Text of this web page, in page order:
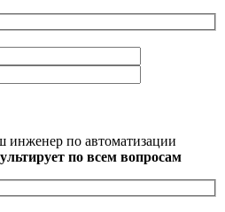
по автоматизации
по всем вопросам